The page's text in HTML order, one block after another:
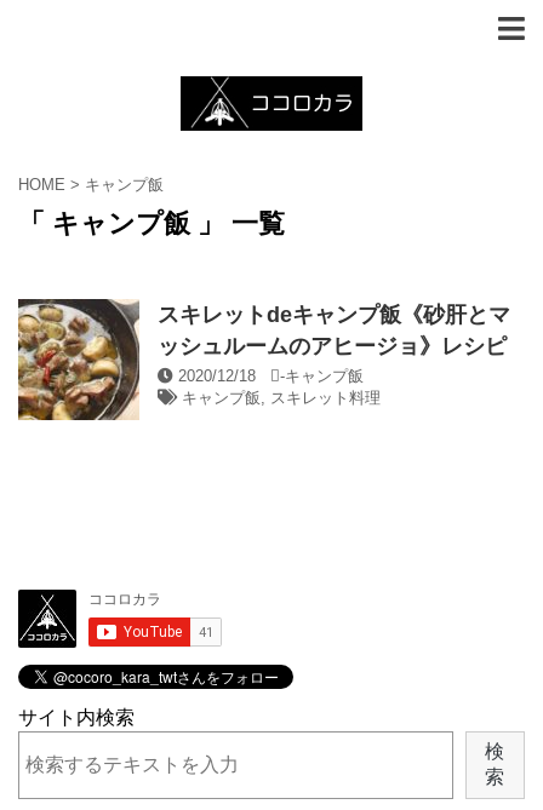
HOME > キャンプ飯
「 キャンプ飯 」 一覧
スキレットdeキャンプ飯《砂肝とマ
ッシュルームのアヒージョ》レシピ
2020/12/18 -キャンプ飯
キャンプ飯, スキレット料理
サイト内検索
検
索